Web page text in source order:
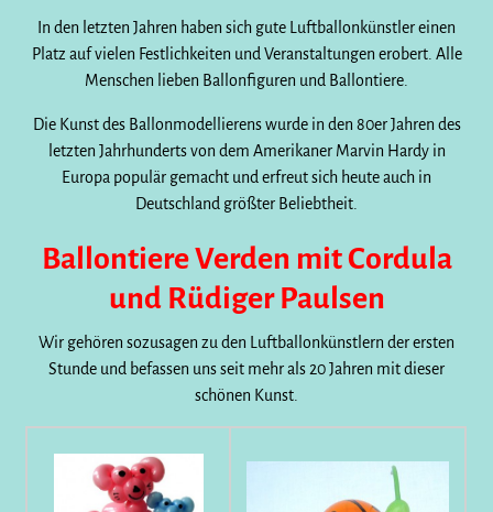
In den letzten Jahren haben sich gute Luftballonkünstler einen
Platz auf vielen Festlichkeiten und Veranstaltungen erobert. Alle
Menschen lieben Ballonfiguren und Ballontiere.
Die Kunst des Ballonmodellierens wurde in den 80er Jahren des
letzten Jahrhunderts von dem Amerikaner Marvin Hardy in
Europa populär gemacht und erfreut sich heute auch in
Deutschland größter Beliebtheit.
Ballontiere Verden mit Cordula
und Rüdiger Paulsen
Wir gehören sozusagen zu den Luftballonkünstlern der ersten
Stunde und befassen uns seit mehr als 20 Jahren mit dieser
schönen Kunst.